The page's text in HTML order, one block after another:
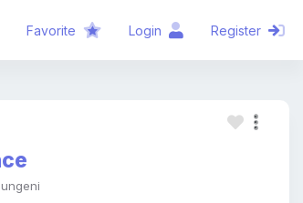
proiect
Favorite Login Register